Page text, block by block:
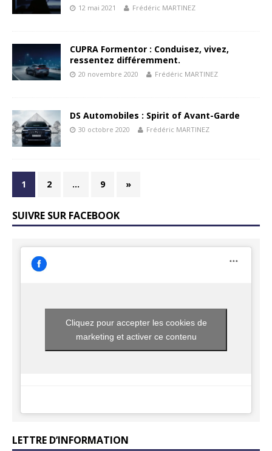
12 mai 2021 Frédéric MARTINEZ
CUPRA Formentor : Conduisez, vivez,
ressentez différemment.
20 novembre 2020 Frédéric MARTINEZ
DS Automobiles : Spirit of Avant-Garde
30 octobre 2020 Frédéric MARTINEZ
1 2 … 9 »
SUIVRE SUR FACEBOOK
Cliquez pour accepter les cookies de
marketing et activer ce contenu
LETTRE D’INFORMATION